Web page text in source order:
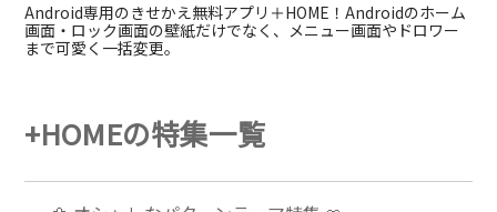
Android専用のきせかえ無料アプリ＋HOME！Androidのホーム
画面・ロック画面の壁紙だけでなく、メニュー画面やドロワー
まで可愛く一括変更。
+HOMEの特集一覧